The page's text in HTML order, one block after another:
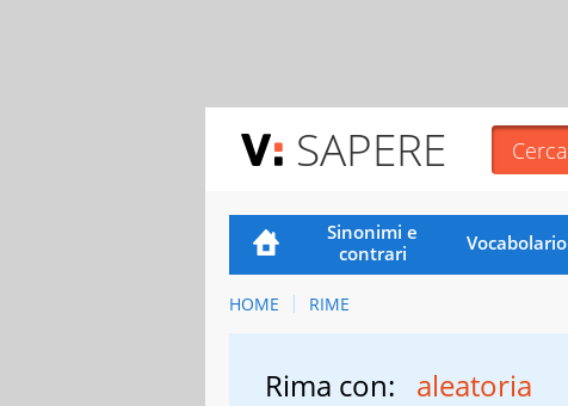
SAPERE
Sinonimi e
contrari
Vocabolario
HOME RIME
Rima con: aleatoria